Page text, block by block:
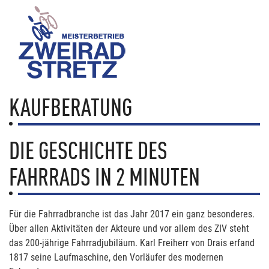
KAUFBERATUNG
DIE GESCHICHTE DES
FAHRRADS IN 2 MINUTEN
Für die Fahrradbranche ist das Jahr 2017 ein ganz besonderes.
Über allen Aktivitäten der Akteure und vor allem des ZIV steht
das 200-jährige Fahrradjubiläum. Karl Freiherr von Drais erfand
1817 seine Laufmaschine, den Vorläufer des modernen